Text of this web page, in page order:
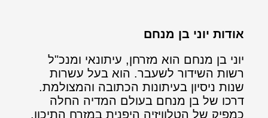
אודות יוני בן מנחם
יוני בן מנחם הוא מזרחן, עיתונאי ומנכ"ל
רשות השידור לשעבר. הוא בעל עשרות
שנות ניסיון בעיתונות הכתובה והמצולמת.
דרכו של בן מנחם בעולם המדיה החלה
כמפיק של הטלוויזיה היפנית במזרח התיכון.